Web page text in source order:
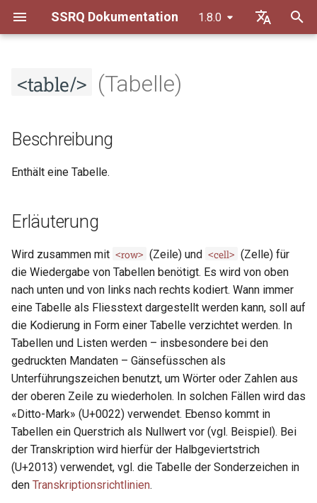
SSRQ Dokumentation 1.8.0
e
w
r
d
i
i
i
l
i
s
Transkriptionsrichtlinien
Datierungsrichtlinien
Erschliessungsrichtlinien
Liste von Abkürzungen
Beschreibung
Erläuterung
Erlaubt in
Beispiel 1
Abschnitte in den Guidelines
der TEI
<table/> (Tabelle)
Beschreibung
Enthält eine Tabelle.
Erläuterung
Wird zusammen mit <row> (Zeile) und <cell> (Zelle) für
die Wiedergabe von Tabellen benötigt. Es wird von oben
nach unten und von links nach rechts kodiert. Wann immer
eine Tabelle als Fliesstext dargestellt werden kann, soll auf
die Kodierung in Form einer Tabelle verzichtet werden. In
Tabellen und Listen werden – insbesondere bei den
gedruckten Mandaten – Gänsefüsschen als
Unterführungszeichen benutzt, um Wörter oder Zahlen aus
der oberen Zeile zu wiederholen. In solchen Fällen wird das
«Ditto-Mark» (U+0022) verwendet. Ebenso kommt in
Tabellen ein Querstrich als Nullwert vor (vgl. Beispiel). Bei
der Transkription wird hierfür der Halbgeviertstrich
(U+2013) verwendet, vgl. die Tabelle der Sonderzeichen in
den Transkriptionsrichtlinien.